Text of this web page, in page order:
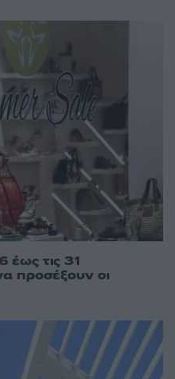
έως τις 31
προσέξουν οι